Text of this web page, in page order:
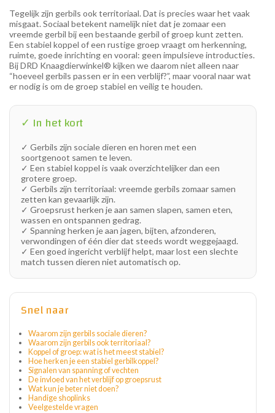
Tegelijk zijn gerbils ook territoriaal. Dat is precies waar het vaak
misgaat. Sociaal betekent namelijk niet dat je zomaar een
vreemde gerbil bij een bestaande gerbil of groep kunt zetten.
Een stabiel koppel of een rustige groep vraagt om herkenning,
ruimte, goede inrichting en vooral: geen impulsieve introducties.
Bij DRD Knaagdierwinkel® kijken we daarom niet alleen naar
“hoeveel gerbils passen er in een verblijf?”, maar vooral naar wat
er nodig is om de groep stabiel en veilig te houden.
✓ In het kort
✓ Gerbils zijn sociale dieren en horen met een
soortgenoot samen te leven.
✓ Een stabiel koppel is vaak overzichtelijker dan een
grotere groep.
✓ Gerbils zijn territoriaal: vreemde gerbils zomaar samen
zetten kan gevaarlijk zijn.
✓ Groepsrust herken je aan samen slapen, samen eten,
wassen en ontspannen gedrag.
✓ Spanning herken je aan jagen, bijten, afzonderen,
verwondingen of één dier dat steeds wordt weggejaagd.
✓ Een goed ingericht verblijf helpt, maar lost een slechte
match tussen dieren niet automatisch op.
Snel naar
Waarom zijn gerbils sociale dieren?
Waarom zijn gerbils ook territoriaal?
Koppel of groep: wat is het meest stabiel?
Hoe herken je een stabiel gerbilkoppel?
Signalen van spanning of vechten
De invloed van het verblijf op groepsrust
Wat kun je beter niet doen?
Handige shoplinks
Veelgestelde vragen